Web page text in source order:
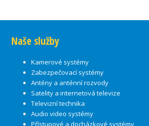
Naše služby
Kamerové systémy
Zabezpečovací systémy
Antény a anténní rozvody
Satelity a internetová televize
Televizní technika
Audio video systémy
Přístupové a docházkové systémy